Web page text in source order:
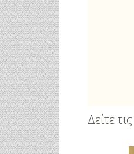
Δείτε τις